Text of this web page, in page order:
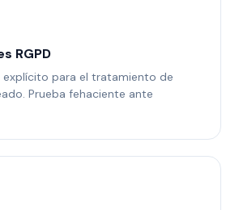
RGPD
para el tratamiento de
Prueba fehaciente ante